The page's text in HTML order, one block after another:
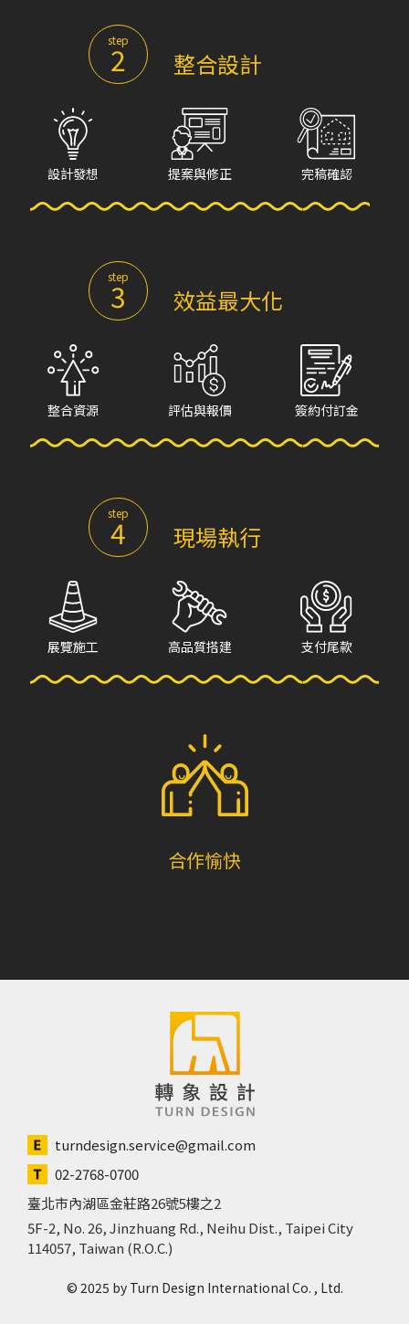
step
2 整合設計
設計發想 提案與修正 完稿確認
step
3 效益最大化
整合資源 評估與報價 簽約付訂金
step
4 現場執行
展覽施工 高品質搭建 支付尾款
合作愉快
turndesign.service@gmail.com
02-2768-0700
臺北市內湖區金莊路26號5樓之2
5F-2, No. 26, Jinzhuang Rd., Neihu Dist., Taipei City
114057, Taiwan (R.O.C.)
© 2025 by Turn Design International Co. , Ltd.